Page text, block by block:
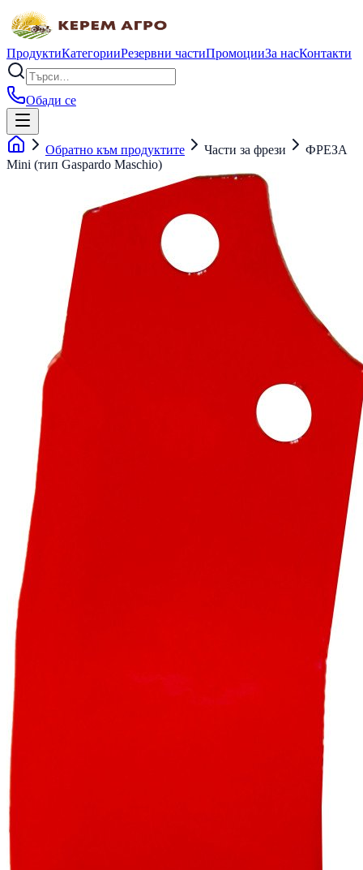
ПродуктиКатегорииРезервни частиПромоцииЗа насКонтакти
Обади се
Обратно към продуктите Части за фрези
ФРЕЗА
Mini (тип Gaspardo Maschio)